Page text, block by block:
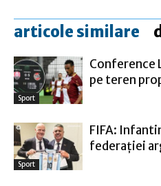
articole similare
Sport
Conference
pe teren
Sport
FIFA:
federaţiei